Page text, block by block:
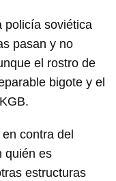
policía soviética
pasan y no
el rostro de
bigote y el
contra del
quién es
estructuras